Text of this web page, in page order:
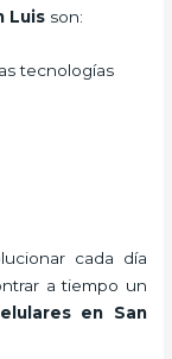
Luis son:
tecnologías
cada día
a tiempo un
en San